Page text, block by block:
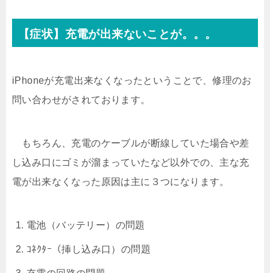
【症状】充電が出来ないことが。。。
iPhoneが充電出来なくなったということで、修理のお
問い合わせがされております。
もちろん、充電のケーブルが断線していた場合や差
し込み口にゴミが溜まっていたなど以外での、主な充
電が出来なくなった原因は主に３つになります。
電池（バッテリー）の問題
ｺﾈｸﾀｰ（挿し込み口）の問題